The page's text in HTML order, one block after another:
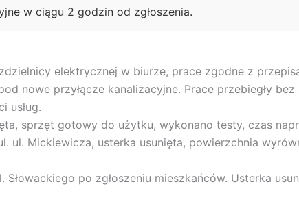
w ciągu 2 godzin od zgłoszenia.
elektrycznej w biurze, prace zgodne z
nowe przyłącze kanalizacyjne. Prace przebiegły
usług.
sprzęt gotowy do użytku, wykonano testy, czas
ul. Mickiewicza, usterka usunięta, powierzchnia
po zgłoszeniu mieszkańców. Usterka